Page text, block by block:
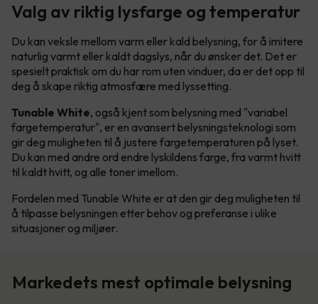
Valg av riktig lysfarge og temperatur
Du kan veksle mellom varm eller kald belysning, for å imitere
naturlig varmt eller kaldt dagslys, når du ønsker det. Det er
spesielt praktisk om du har rom uten vinduer, da er det opp til
deg å skape riktig atmosfære med lyssetting.
Tunable White, også kjent som belysning med "variabel
fargetemperatur", er en avansert belysningsteknologi som
gir deg muligheten til å justere fargetemperaturen på lyset.
Du kan med andre ord endre lyskildens farge, fra varmt hvitt
til kaldt hvitt, og alle toner imellom.
Fordelen med Tunable White er at den gir deg muligheten til
å tilpasse belysningen etter behov og preferanse i ulike
situasjoner og miljøer.
Markedets mest optimale belysning